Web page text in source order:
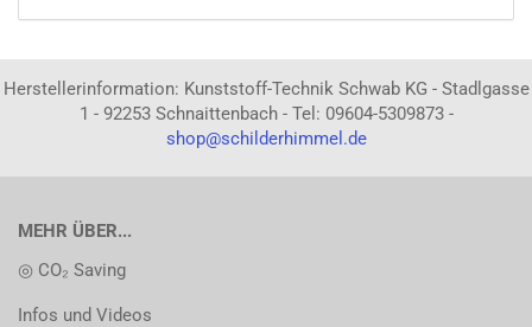
Herstellerinformation: Kunststoff-Technik Schwab KG - Stadlgasse
1 - 92253 Schnaittenbach - Tel: 09604-5309873 -
shop@schilderhimmel.de
MEHR ÜBER...
◎ CO₂ Saving
Infos und Videos